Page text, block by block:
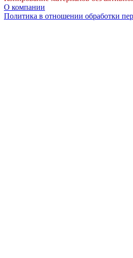
О компании
Политика в отношении обработки